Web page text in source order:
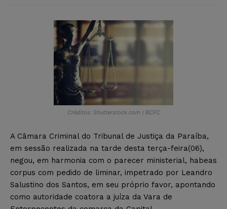
Créditos: Shutterstock.com / BCFC
A Câmara Criminal do Tribunal de Justiça da Paraíba,
em sessão realizada na tarde desta terça-feira(06),
negou, em harmonia com o parecer ministerial, habeas
corpus com pedido de liminar, impetrado por Leandro
Salustino dos Santos, em seu próprio favor, apontando
como autoridade coatora a juíza da Vara de